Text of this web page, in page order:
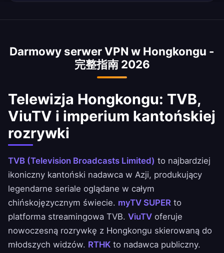
jest ograniczona geograficznie poza
natychmiastowy dostęp. Zawsze upewnij się,
że przestrzegasz lokalnych przepisów
dotyczących hazardu.
Darmowy serwer VPN w Hongkongu -
完整指南 2026
Telewizja Hongkongu: TVB,
ViuTV i imperium kantońskiej
rozrywki
TVB (Television Broadcasts Limited) to najbardziej
ikoniczny kantoński nadawca w Azji, produkujący
legendarne seriale oglądane w całym
chińskojęzycznym świecie. myTV SUPER to
platforma streamingowa TVB. ViuTV oferuje
nowoczesną rozrywkę z Hongkongu skierowaną do
młodszych widzów. RTHK to nadawca publiczny.